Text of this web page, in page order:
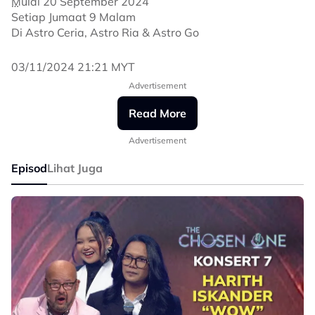
Setiap Jumaat 9 Malam
Di Astro Ceria, Astro Ria & Astro Go
#TheChosenOne
#EvolusiBintangBaharu
03/11/2024 21:21 MYT
Advertisement
Read More
Advertisement
EpisodLihat Juga